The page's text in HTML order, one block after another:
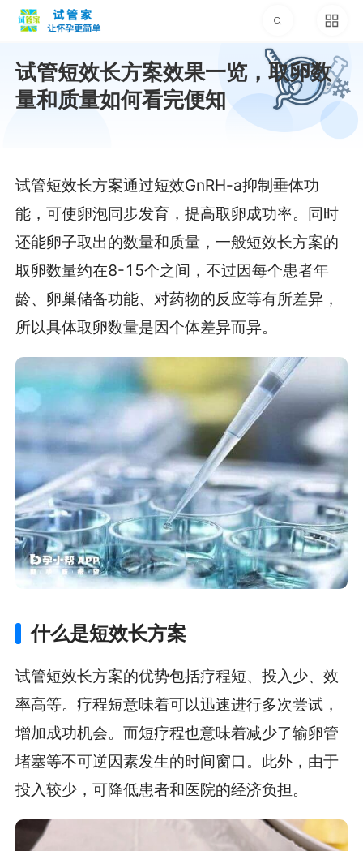
试管短效长方案效果一览，取卵数
量和质量如何看完便知
试管短效长方案通过短效GnRH-a抑制垂体功
能，可使卵泡同步发育，提高取卵成功率。同时
还能卵子取出的数量和质量，一般短效长方案的
取卵数量约在8-15个之间，不过因每个患者年
龄、卵巢储备功能、对药物的反应等有所差异，
所以具体取卵数量是因个体差异而异。
什么是短效长方案
试管短效长方案的优势包括疗程短、投入少、效
率高等。疗程短意味着可以迅速进行多次尝试，
增加成功机会。而短疗程也意味着减少了输卵管
堵塞等不可逆因素发生的时间窗口。此外，由于
投入较少，可降低患者和医院的经济负担。